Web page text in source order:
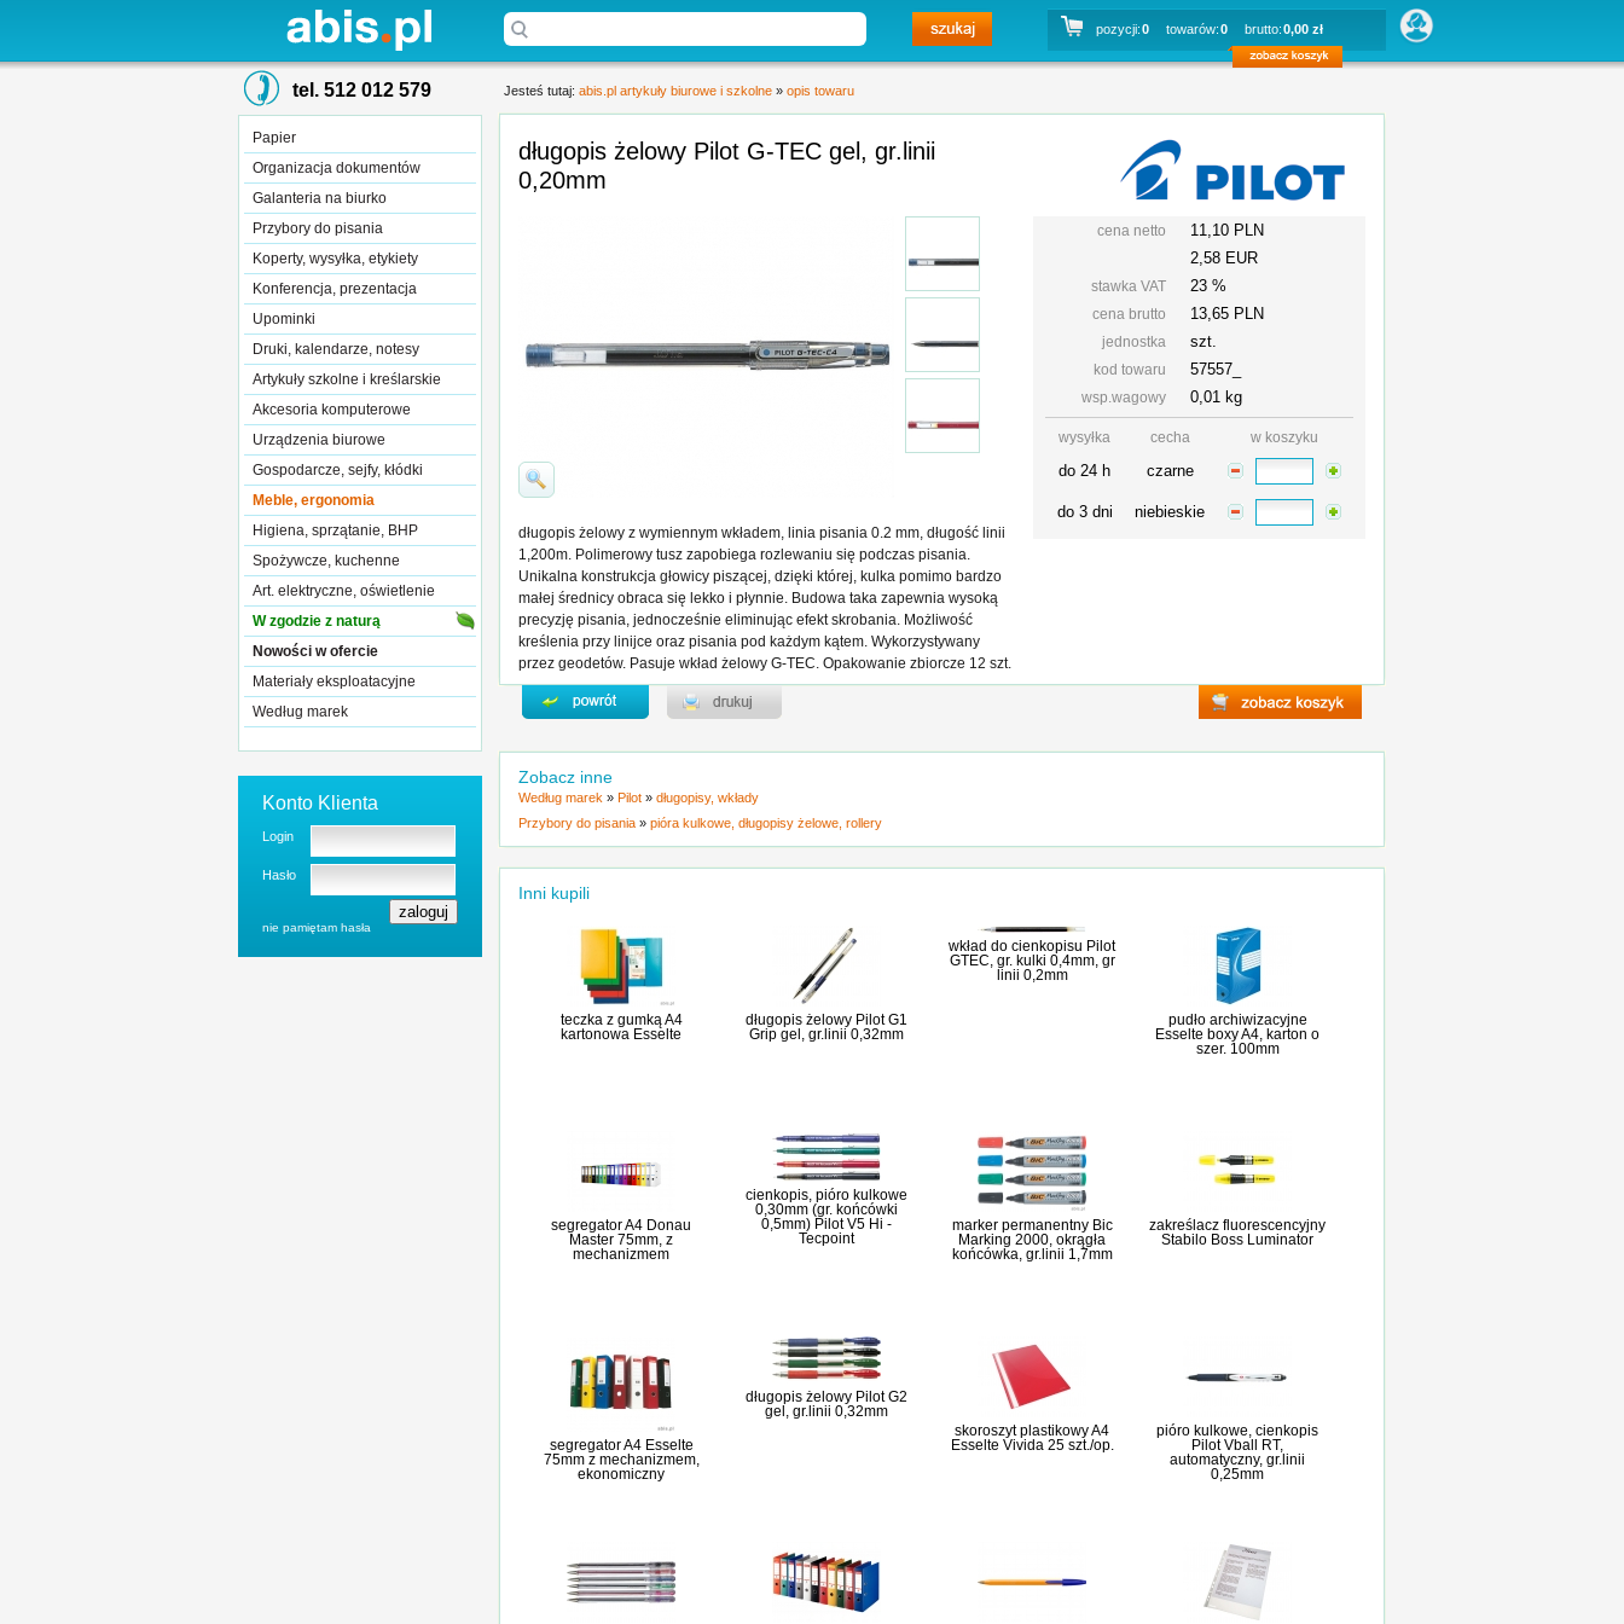
pozycji:0 towarów:0 brutto:0,00 zł
tel. 512 012 579
Papier
Organizacja dokumentów
Galanteria na biurko
Przybory do pisania
Koperty, wysyłka, etykiety
Konferencja, prezentacja
Upominki
Druki, kalendarze, notesy
Artykuły szkolne i kreślarskie
Akcesoria komputerowe
Urządzenia biurowe
Gospodarcze, sejfy, kłódki
Meble, ergonomia
Higiena, sprzątanie, BHP
Spożywcze, kuchenne
Art. elektryczne, oświetlenie
W zgodzie z naturą
Nowości w ofercie
Materiały eksploatacyjne
Według marek
Konto Klienta
Login
Hasło
nie pamiętam hasła
Jesteś tutaj: abis.pl artykuły biurowe i szkolne » opis towaru
długopis żelowy Pilot G-TEC gel, gr.linii
0,20mm
cena netto
11,10 PLN
2,58 EUR
stawka VAT 23 %
cena brutto 13,65 PLN
jednostka szt.
kod towaru 57557_
wsp.wagowy 0,01 kg
wysyłka cecha w koszyku
do 24 h czarne
do 3 dni niebieskie
długopis żelowy z wymiennym wkładem, linia pisania 0.2 mm, długość linii
1,200m. Polimerowy tusz zapobiega rozlewaniu się podczas pisania.
Unikalna konstrukcja głowicy piszącej, dzięki której, kulka pomimo bardzo
małej średnicy obraca się lekko i płynnie. Budowa taka zapewnia wysoką
precyzję pisania, jednocześnie eliminując efekt skrobania. Możliwość
kreślenia przy linijce oraz pisania pod każdym kątem. Wykorzystywany
przez geodetów. Pasuje wkład żelowy G-TEC. Opakowanie zbiorcze 12 szt.
Zobacz inne
Według marek » Pilot » długopisy, wkłady
Przybory do pisania » pióra kulkowe, długopisy żelowe, rollery
Inni kupili
teczka z gumką A4
kartonowa Esselte
długopis żelowy Pilot G1
Grip gel, gr.linii 0,32mm
wkład do cienkopisu Pilot
GTEC, gr. kulki 0,4mm, gr
linii 0,2mm
pudło archiwizacyjne
Esselte boxy A4, karton o
szer. 100mm
segregator A4 Donau
Master 75mm, z
mechanizmem
cienkopis, pióro kulkowe
0,30mm (gr. końcówki
0,5mm) Pilot V5 Hi -
Tecpoint
marker permanentny Bic
Marking 2000, okrągła
końcówka, gr.linii 1,7mm
zakreślacz fluorescencyjny
Stabilo Boss Luminator
segregator A4 Esselte
75mm z mechanizmem,
ekonomiczny
długopis żelowy Pilot G2
gel, gr.linii 0,32mm
skoroszyt plastikowy A4
Esselte Vivida 25 szt./op.
pióro kulkowe, cienkopis
Pilot Vball RT,
automatyczny, gr.linii
0,25mm